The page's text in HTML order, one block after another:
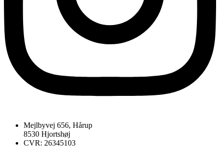
Mejlbyvej 656, Hårup
8530 Hjortshøj
CVR: 26345103